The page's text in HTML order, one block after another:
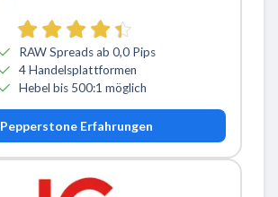
RAW Spreads ab 0,0 Pips
4 Handelsplattformen
Hebel bis 500:1 möglich
Pepperstone Erfahrungen